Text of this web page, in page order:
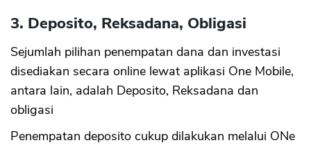
3. Deposito, Reksadana, Obligasi
Sejumlah pilihan penempatan dana dan investasi
disediakan secara online lewat aplikasi One Mobile,
antara lain, adalah Deposito, Reksadana dan
obligasi
Penempatan deposito cukup dilakukan melalui ONe